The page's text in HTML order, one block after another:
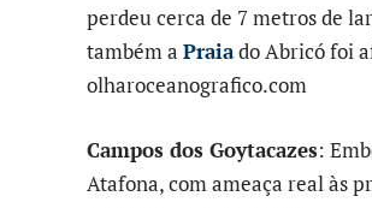
perdeu cerca de 7 metros de
também a Praiado Abricó foi
olharoceanografico.com
Campos dos Goytacazes:
Atafona, com ameaça real às